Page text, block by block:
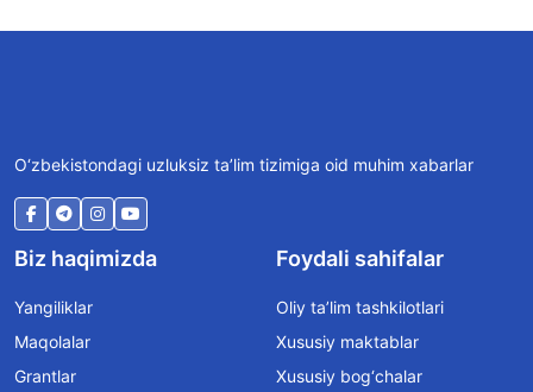
O‘zbekistondagi uzluksiz ta’lim tizimiga oid muhim xabarlar
Biz haqimizda
Yangiliklar
Maqolalar
Grantlar
Foydali sahifalar
Oliy ta’lim tashkilotlari
Xususiy maktablar
Xususiy bog‘chalar